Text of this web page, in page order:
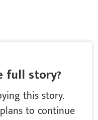
full story?
this story.
to continue